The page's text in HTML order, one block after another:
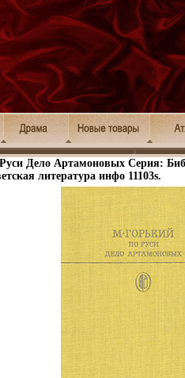
Дело Артамоновых Серия:
литература инфо 11103s.